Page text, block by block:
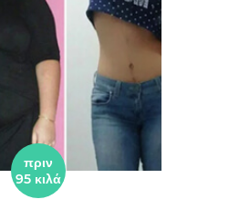
πριν
95 κιλά